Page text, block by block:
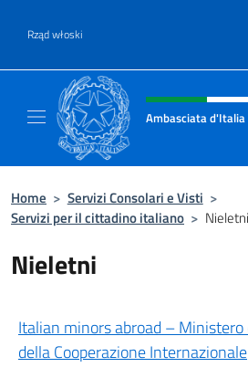
Rząd włoski
Header, social and
Ambasciata d'Italia
Home > Servizi Consolari e Visti >
Servizi per il cittadino italiano > Nieletni
Nieletni
Italian minors abroad –
della Cooperazione Internazionale